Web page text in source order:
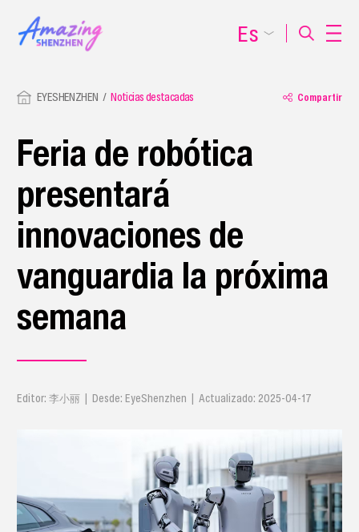
EYESHENZHEN Noticias destacadas Compartir
Feria de robótica
presentará
innovaciones de
vanguardia la próxima
semana
Editor: 李小丽 | Desde: EyeShenzhen | Actualizado: 2025-04-17
Es